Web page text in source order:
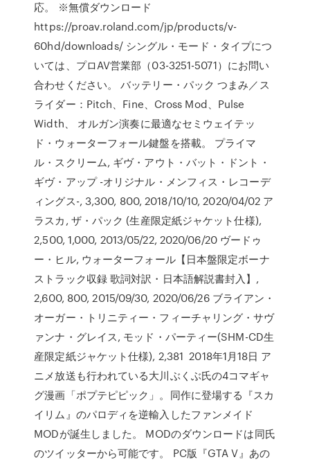
応。 ※無償ダウンロード
https://proav.roland.com/jp/products/v-
60hd/downloads/ シングル・モード・タイプにつ
いては、プロAV営業部（03-3251-5071）にお問い
合わせください。 バッテリー・パック つまみ／ス
ライダー：Pitch、Fine、Cross Mod、Pulse
Width、 オルガン演奏に最適なセミウェイテッ
ド・ウォーターフォール鍵盤を搭載。 プライマ
ル・スクリーム, ギヴ・アウト・バット・ドント・
ギヴ・アップ -オリジナル・メンフィス・レコーデ
ィングス-, 3,300, 800, 2018/10/10, 2020/04/02 ア
ラスカ, ザ・パック (生産限定紙ジャケット仕様),
2,500, 1,000, 2013/05/22, 2020/06/20 ヴードゥ
ー・ヒル, ウォーターフォール【日本盤限定ボーナ
ストラック収録 歌詞対訳・日本語解説書封入】,
2,600, 800, 2015/09/30, 2020/06/26 ブライアン・
オーガー・トリニティー・フィーチャリング・サヴ
ァンナ・グレイス, モッド・パーティー(SHM-CD生
産限定紙ジャケット仕様), 2,381 2018年1月18日 ア
ニメ放送も行われている大川ぶくぶ氏の4コマギャ
グ漫画「ポプテピピック」。同作に登場する『スカ
イリム』のパロディを逆輸入したファンメイド
MODが誕生しました。 MODのダウンロードは同氏
のツイッターから可能です。 PC版『GTA V』あの